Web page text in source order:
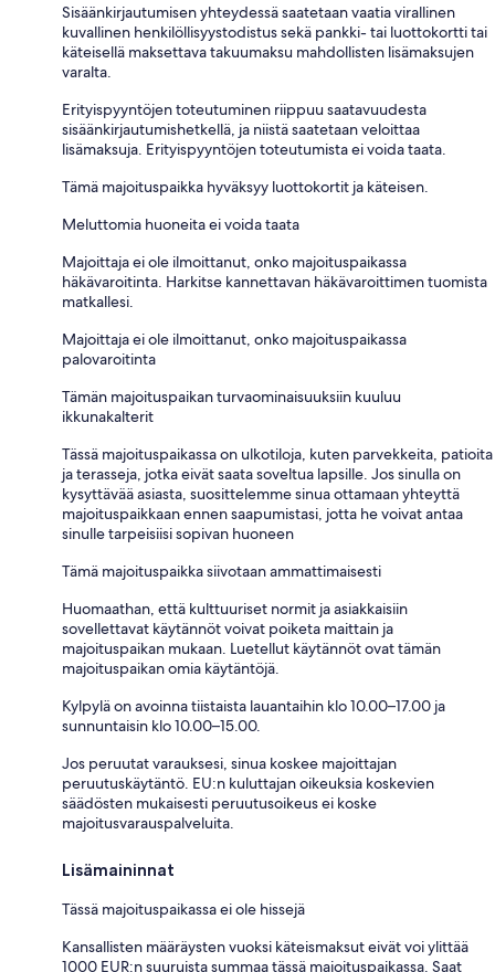
Sisäänkirjautumisen yhteydessä saatetaan vaatia virallinen
kuvallinen henkilöllisyystodistus sekä pankki- tai luottokortti tai
käteisellä maksettava takuumaksu mahdollisten lisämaksujen
varalta.
Erityispyyntöjen toteutuminen riippuu saatavuudesta
sisäänkirjautumishetkellä, ja niistä saatetaan veloittaa
lisämaksuja. Erityispyyntöjen toteutumista ei voida taata.
Tämä majoituspaikka hyväksyy luottokortit ja käteisen.
Meluttomia huoneita ei voida taata
Majoittaja ei ole ilmoittanut, onko majoituspaikassa
häkävaroitinta. Harkitse kannettavan häkävaroittimen tuomista
matkallesi.
Majoittaja ei ole ilmoittanut, onko majoituspaikassa
palovaroitinta
Tämän majoituspaikan turvaominaisuuksiin kuuluu
ikkunakalterit
Tässä majoituspaikassa on ulkotiloja, kuten parvekkeita, patioita
ja terasseja, jotka eivät saata soveltua lapsille. Jos sinulla on
kysyttävää asiasta, suosittelemme sinua ottamaan yhteyttä
majoituspaikkaan ennen saapumistasi, jotta he voivat antaa
sinulle tarpeisiisi sopivan huoneen
Tämä majoituspaikka siivotaan ammattimaisesti
Huomaathan, että kulttuuriset normit ja asiakkaisiin
sovellettavat käytännöt voivat poiketa maittain ja
majoituspaikan mukaan. Luetellut käytännöt ovat tämän
majoituspaikan omia käytäntöjä.
Kylpylä on avoinna tiistaista lauantaihin klo 10.00–17.00 ja
sunnuntaisin klo 10.00–15.00.
Jos peruutat varauksesi, sinua koskee majoittajan
peruutuskäytäntö. EU:n kuluttajan oikeuksia koskevien
säädösten mukaisesti peruutusoikeus ei koske
majoitusvarauspalveluita.
Lisämaininnat
Tässä majoituspaikassa ei ole hissejä
Kansallisten määräysten vuoksi käteismaksut eivät voi ylittää
1000 EUR:n suuruista summaa tässä majoituspaikassa. Saat